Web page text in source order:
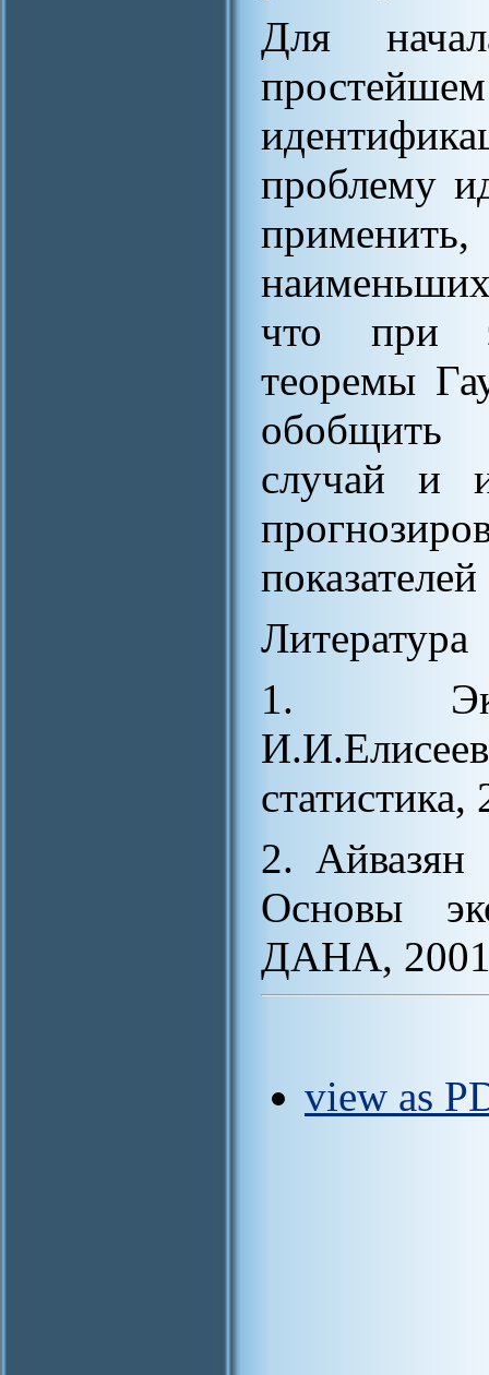
Для
проблему
что при
теоремы
обобщить
случай и
Литература
1.
2. Айвазян
Основы
ДАНА,
view as